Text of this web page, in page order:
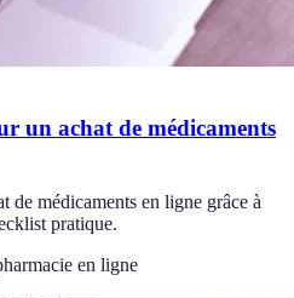
un achat de médicaments
de médicaments en ligne grâce à
pratique.
en ligne